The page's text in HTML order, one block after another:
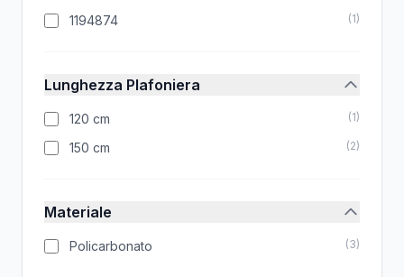
1194874 (1)
Lunghezza Plafoniera
120 cm (1)
150 cm (2)
Materiale
Policarbonato (3)